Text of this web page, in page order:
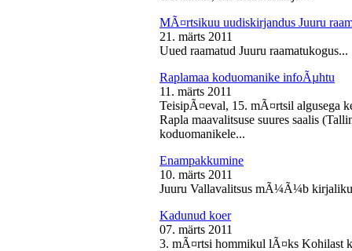
MÃ¤rtsikuu uudiskirjandus Juuru
21. märts 2011
Uued raamatud Juuru raamatukogus...
Raplamaa koduomanike infoÃµhtu
11. märts 2011
TeisipÃ¤eval, 15. mÃ¤rtsil algusega
Rapla maavalitsuse suures saalis
koduomanikele...
Enampakkumine
10. märts 2011
Juuru Vallavalitsus mÃ¼Ã¼b kirjaliku
Kadunud koer
07. märts 2011
3. mÃ¤rtsi hommikul lÃ¤ks Kohilast